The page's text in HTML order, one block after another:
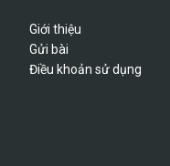
Giới thiệu
Gửi bài
Điều khoản sử dụng